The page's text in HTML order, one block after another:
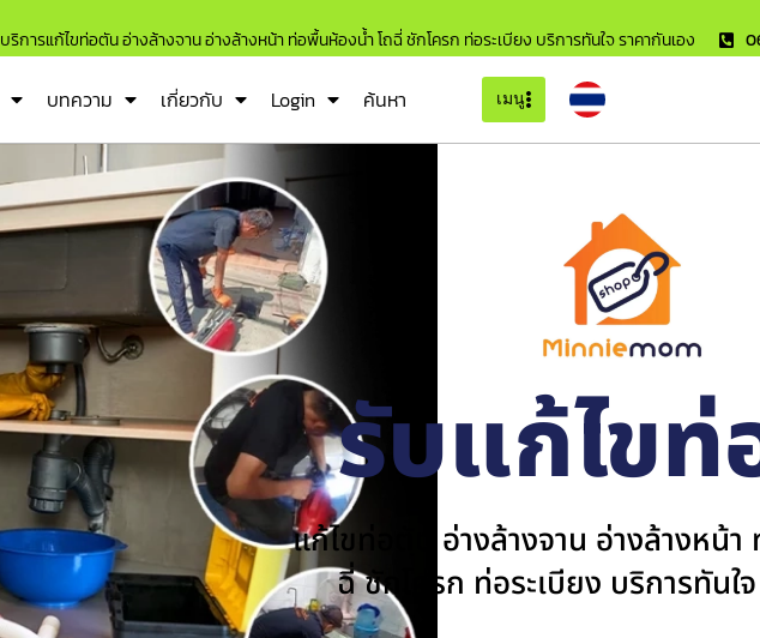
บริการแก้ไขท่อตัน อ่างล้างจาน อ่างล้างหน้า ท่อพื้นห้องน้ำ โถฉี่ ชักโครก ท่อระเบียง บริการทันใจ ราคากันเอง
บทความ เกี่ยวกับ Login ค้นหา เมนู
รับแก้ไข
แก้ไขท่อตัน อ่างล้างจาน อ่างล้างหน้
ฉี่ ชักโครก ท่อระเบียง บริการทันใ